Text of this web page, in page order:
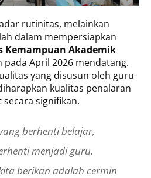
rutinitas, melainkan
dalam mempersiapkan
Kemampuan Akademik
pada April 2026 mendatang.
yang disusun oleh guru-
kualitas penalaran
signifikan.
berhenti belajar,
menjadi guru.
berikan adalah cermin